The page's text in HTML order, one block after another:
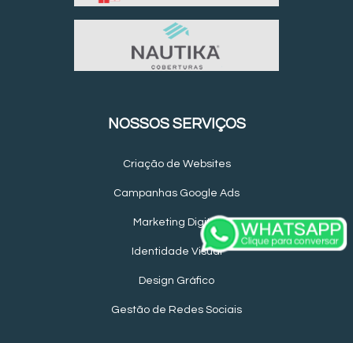
NOSSOS SERVIÇOS
Criação de Websites
Campanhas Google Ads
Marketing Digital
Identidade Visual
Design Gráfico
Gestão de Redes Sociais